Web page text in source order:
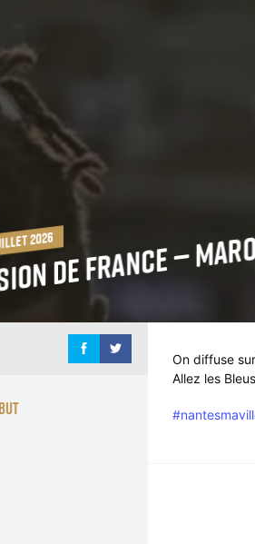
2026de France —
On diffuse
Allez les